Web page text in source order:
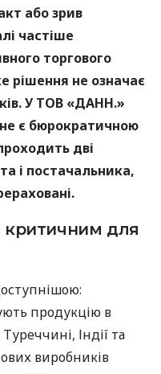
або зрив
частіше
торгового
рішення не означає
У ТОВ «ДАНН.»
є бюрократичною
дві
і постачальника,
критичним для
продукцію в
Індії та
виробників